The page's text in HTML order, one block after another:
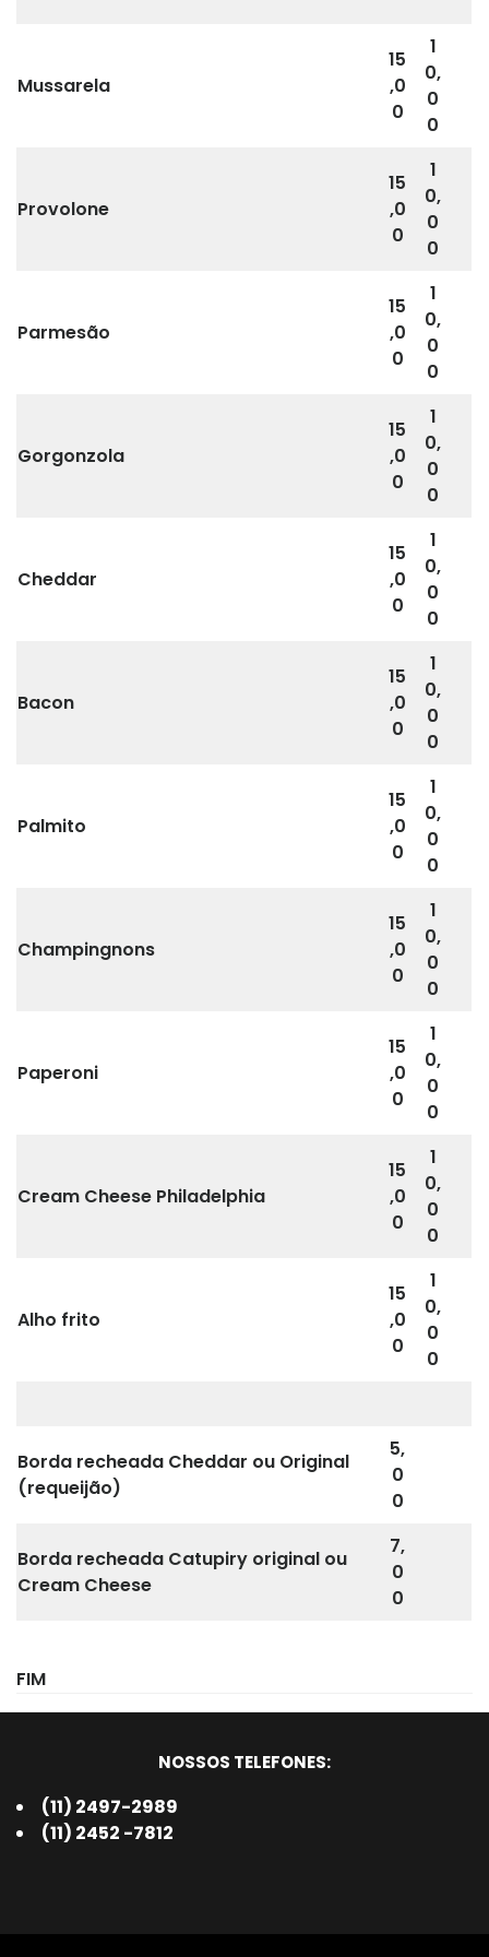
Mussarela
15
,0
0
1
0,
0
0
Provolone
15
,0
0
1
0,
0
0
Parmesão
15
,0
0
1
0,
0
0
Gorgonzola
15
,0
0
1
0,
0
0
Cheddar
15
,0
0
1
0,
0
0
Bacon
15
,0
0
1
0,
0
0
Palmito
15
,0
0
1
0,
0
0
Champingnons
15
,0
0
1
0,
0
0
Paperoni
15
,0
0
1
0,
0
0
Cream Cheese Philadelphia
15
,0
0
1
0,
0
0
Alho frito
15
,0
0
1
0,
0
0
Borda recheada Cheddar ou Original
(requeijão)
5,
0
0
Borda recheada Catupiry original ou
Cream Cheese
7,
0
0
FIM
NOSSOS TELEFONES:
(11) 2497-2989
(11) 2452 -7812